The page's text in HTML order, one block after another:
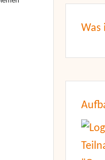
Was